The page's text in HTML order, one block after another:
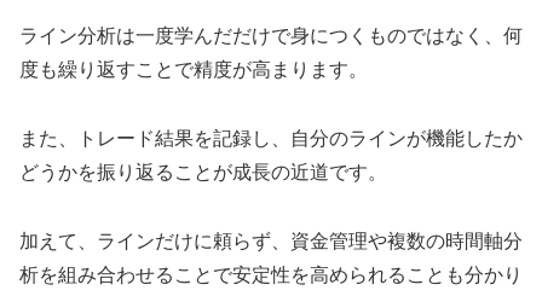
ライン分析は一度学んだだけで身につくものではなく、何
度も繰り返すことで精度が高まります。
また、トレード結果を記録し、自分のラインが機能したか
どうかを振り返ることが成長の近道です。
加えて、ラインだけに頼らず、資金管理や複数の時間軸分
析を組み合わせることで安定性を高められることも分かり